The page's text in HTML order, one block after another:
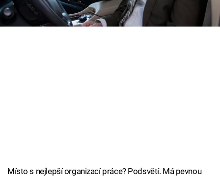
Cool Esport
Místo s nejlepší organizací práce? Podsvětí. Má pevnou